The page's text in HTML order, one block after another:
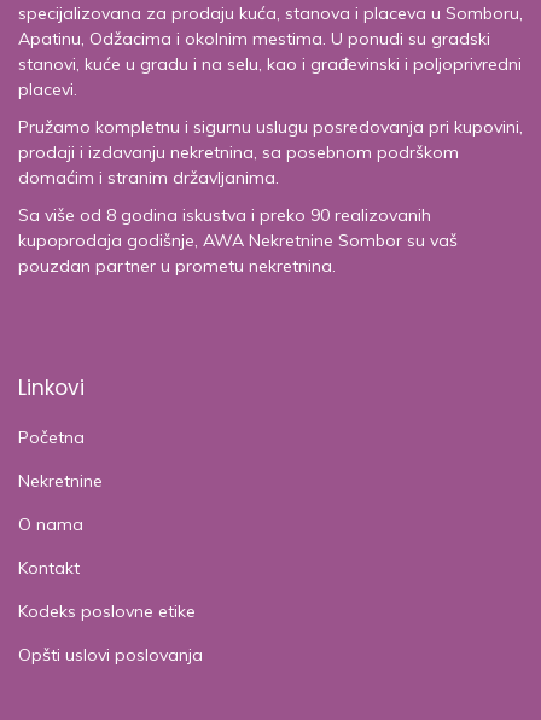
specijalizovana za prodaju kuća, stanova i placeva u Somboru,
Apatinu, Odžacima i okolnim mestima. U ponudi su gradski
stanovi, kuće u gradu i na selu, kao i građevinski i poljoprivredni
placevi.
Pružamo kompletnu i sigurnu uslugu posredovanja pri kupovini,
prodaji i izdavanju nekretnina, sa posebnom podrškom
domaćim i stranim državljanima.
Sa više od 8 godina iskustva i preko 90 realizovanih
kupoprodaja godišnje, AWA Nekretnine Sombor su vaš
pouzdan partner u prometu nekretnina.
Linkovi
Početna
Nekretnine
O nama
Kontakt
Kodeks poslovne etike
Opšti uslovi poslovanja